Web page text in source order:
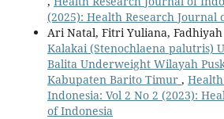
(2025): Health Research Journal
Ari Natal, Fitri Yuliana,
Kalakai (Stenochlaena palutris)
Balita Underweight Wilayah
Kabupaten Barito Timur ,
Indonesia: Vol 2 No 2 (2023):
of Indonesia